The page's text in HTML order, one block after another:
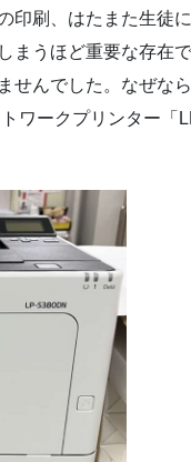
印刷、はたまた生徒
まうほど重要な存在
せんでした。なぜな
ワークプリンター「